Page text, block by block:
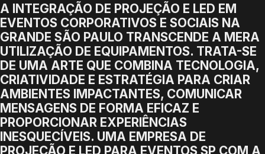
A INTEGRAÇÃO DE PROJEÇÃO E LED EM
EVENTOS CORPORATIVOS E SOCIAIS NA
GRANDE SÃO PAULO TRANSCENDE A MERA
UTILIZAÇÃO DE EQUIPAMENTOS. TRATA-SE
DE UMA ARTE QUE COMBINA TECNOLOGIA,
CRIATIVIDADE E ESTRATÉGIA PARA CRIAR
AMBIENTES IMPACTANTES, COMUNICAR
MENSAGENS DE FORMA EFICAZ E
PROPORCIONAR EXPERIÊNCIAS
INESQUECÍVEIS. UMA EMPRESA DE
PROJEÇÃO E LED PARA EVENTOS SP COM A